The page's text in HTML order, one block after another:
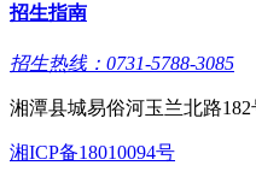
招生指南
招生热线：0731-5788-3085
湘潭县城易俗河玉兰北路182
湘ICP备18010094号